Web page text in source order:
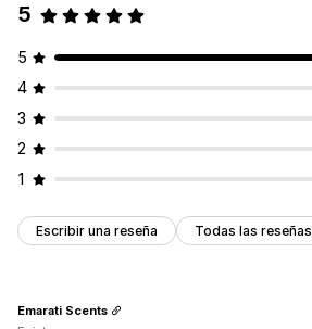
5
5
4
3
2
1
Escribir una reseña Todas las reseñas
Emarati Scents